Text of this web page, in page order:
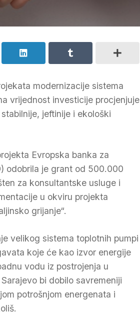
modernizacije sistema
vrijednost investicije procjenjuje
jeftinije i ekološki
Evropska banka za
odobrila je grant od 500.000
za konsultantske usluge i
u okviru projekta
grijanje“.
velikog sistema toplotnih pumpi
koje će kao izvor energije
vodu iz postrojenja u
bi dobilo savremeniji
potrošnjom energenata i